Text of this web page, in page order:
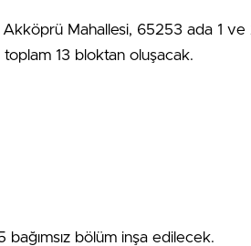
Akköprü Mahallesi, 65253 ada 1
13 bloktan oluşacak.
bölüm inşa edilecek.